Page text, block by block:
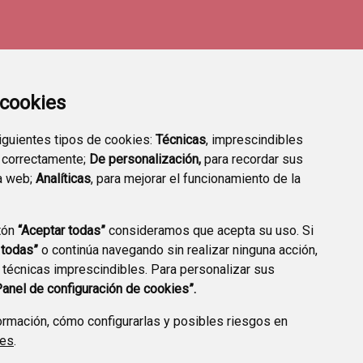
tipos de cookies: Técnicas, imprescindibles
De personalización, para recordar sus
web; Analíticas, para mejorar el funcionamiento de la
“Aceptar todas” consideramos que acepta su uso. Si
o continúa navegando sin realizar ninguna acción,
imprescindibles. Para personalizar sus
de configuración de cookies”.
cómo configurarlas y posibles riesgos en
.
TRANSPARENCIA
ENLACES A TRÁMITES
HABITUALES